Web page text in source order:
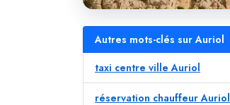
Autres mots-clés sur Auriol
taxi centre ville Auriol
réservation chauffeur Auriol